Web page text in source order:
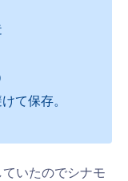
て保存。
いたのでシナモ